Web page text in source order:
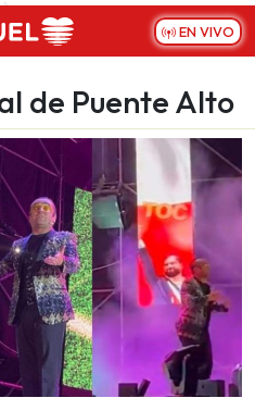
EN VIVO
de Puente Alto